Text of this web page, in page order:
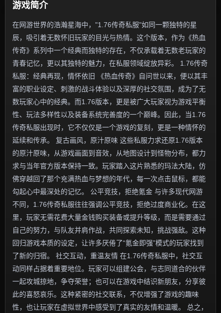
游戏简介
在网游世界的浩瀚星海中，"1.76传奇私服"如同一颗独特的星
辰，吸引着无数怀旧玩家的目光与热情。这个版本，作为《热血
传奇》系列中一个经典而独特的存在，不仅承载着无数老玩家的
青春记忆，更以其独特的魅力，在私服领域绽放异彩。 1.76传奇
私服：经典再现，情怀依旧 《热血传奇》自问世以来，便以其丰
富的职业设定、刺激的战斗体验以及深厚的社交氛围，成为了无
数玩家心中的经典。而1.76版本，更是被广大玩家视为游戏平衡
性、玩法多样性以及装备系统完善度的一个巅峰。因此，当1.76
传奇私服出现时，它不仅仅是一个游戏的复刻，更是一种情怀的
延续和传承。 复古画风，原汁原味 这些私服力求还原1.76版本
的原汁原味，从游戏画面到音效，从地图设计到怪物分布，都力
求与当年官方版本保持一致。玩家踏入这片熟悉的玛法大陆，仿
佛穿越回了那个充满热血与梦想的年代，每一次点击鼠标，都能
勾起心中最深处的记忆。 公平竞技，拒绝氪金 与许多现代网游
不同，1.76传奇私服往往强调公平竞技，拒绝过度商业化。在这
里，玩家无需花费大量金钱购买装备或提升等级，而是需要通过
自己的努力，与队友并肩作战，共同探索未知，挑战强敌。这种
回归游戏本质的设定，让许多厌倦了“氪金即强”模式的玩家找到
了新的归宿。 社交互动，重温友情 在1.76传奇私服中，社交互
动同样占据着重要地位。玩家可以组建公会，与志同道合的伙伴
一起攻城掠地，争夺荣誉；也可以在游戏中结识新朋友，分享彼
此的喜怒哀乐。这种紧密的社交联系，不仅增强了游戏的趣味
性，也让玩家在虚拟世界中感受到了真实的友情和温暖。 总之，